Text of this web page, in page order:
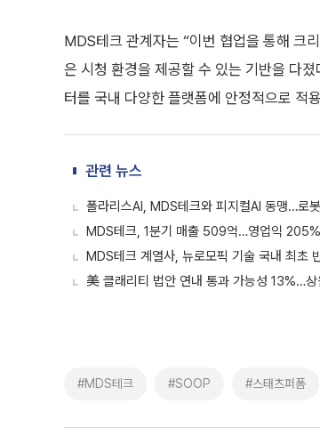
MDS테크 관계자는 “이번 협업을 통해 크
은 시청 환경을 제공할 수 있는 기반을 다
터를 국내 다양한 플랫폼에 안정적으로 적
관련 뉴스
폴라리스AI, MDS테크와 피지컬AI 동맹…로봇
MDS테크, 1분기 매출 509억…영업익
MDS테크 계열사, 뉴로모픽 기술 국내 최초
美 클래리티 법안 연내 통과 가능성 13%…상
#MDS테크 #SOOP #스태츠퍼폼